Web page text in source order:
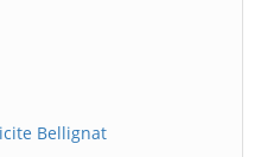
Bellignat